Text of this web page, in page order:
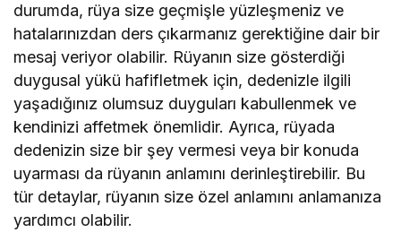
durumda, rüya size geçmişle yüzleşmeniz ve
hatalarınızdan ders çıkarmanız gerektiğine dair bir
mesaj veriyor olabilir. Rüyanın size gösterdiği
duygusal yükü hafifletmek için, dedenizle ilgili
yaşadığınız olumsuz duyguları kabullenmek ve
kendinizi affetmek önemlidir. Ayrıca, rüyada
dedenizin size bir şey vermesi veya bir konuda
uyarması da rüyanın anlamını derinleştirebilir. Bu
tür detaylar, rüyanın size özel anlamını anlamanıza
yardımcı olabilir.